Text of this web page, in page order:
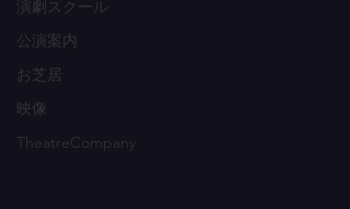
演劇スクール
公演案内
お芝居
映像
TheatreCompany